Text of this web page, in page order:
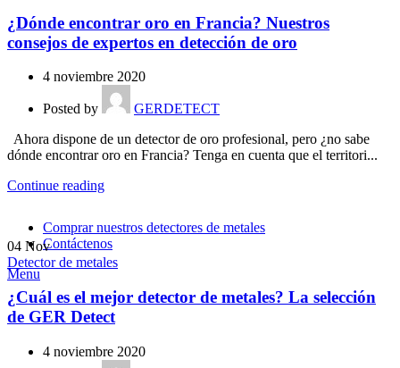
Comprar nuestros detectores de metales
Contáctenos
Menu
¿Dónde encontrar oro en Francia? Nuestros
consejos de expertos en detección de oro
4 noviembre 2020
Posted by
GERDETECT
Ahora dispone de un detector de oro profesional, pero ¿no sabe
dónde encontrar oro en Francia? Tenga en cuenta que el territori...
Continue reading
04 Nov
Detector de metales
¿Cuál es el mejor detector de metales? La selección
de GER Detect
4 noviembre 2020